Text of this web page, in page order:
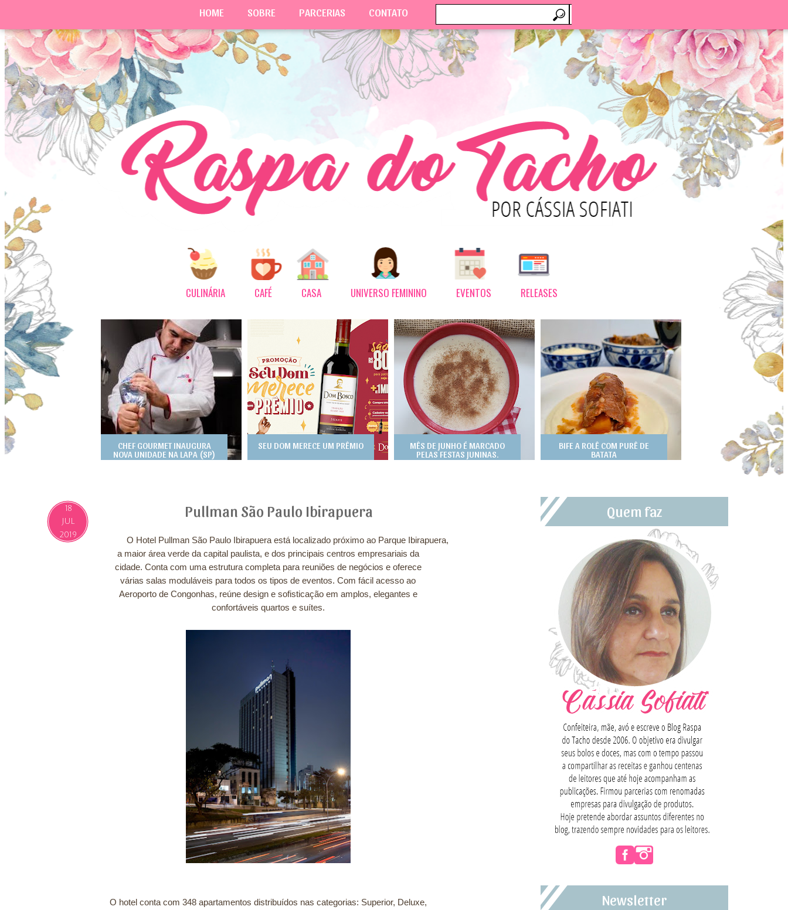
CULINÁRIA CAFÉ CASA UNIVERSO FEMININO EVENTOS RELEASES
CHEF GOURMET INAUGURA
NOVA UNIDADE NA LAPA (SP)
SEU DOM MERECE UM PRÊMIO
MÊS DE JUNHO É MARCADO
PELAS FESTAS JUNINAS.
BIFE A ROLÊ COM PURÊ DE
BATATA
18
JUL
2019
Pullman São Paulo Ibirapuera
O Hotel Pullman São Paulo Ibirapuera está localizado próximo ao Parque Ibirapuera,
a maior área verde da capital paulista, e dos principais centros empresariais da
cidade. Conta com uma estrutura completa para reuniões de negócios e oferece
várias salas moduláveis para todos os tipos de eventos. Com fácil acesso ao
Aeroporto de Congonhas, reúne design e sofisticação em amplos, elegantes e
confortáveis quartos e suítes.
O hotel conta com 348 apartamentos distribuídos nas categorias: Superior, Deluxe,
Quem faz
Newsletter
HOME SOBRE PARCERIAS CONTATO